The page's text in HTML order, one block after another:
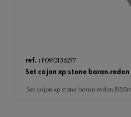
ref. : F090136277
set cajon xp stone
set cajon xp stone baran.redon